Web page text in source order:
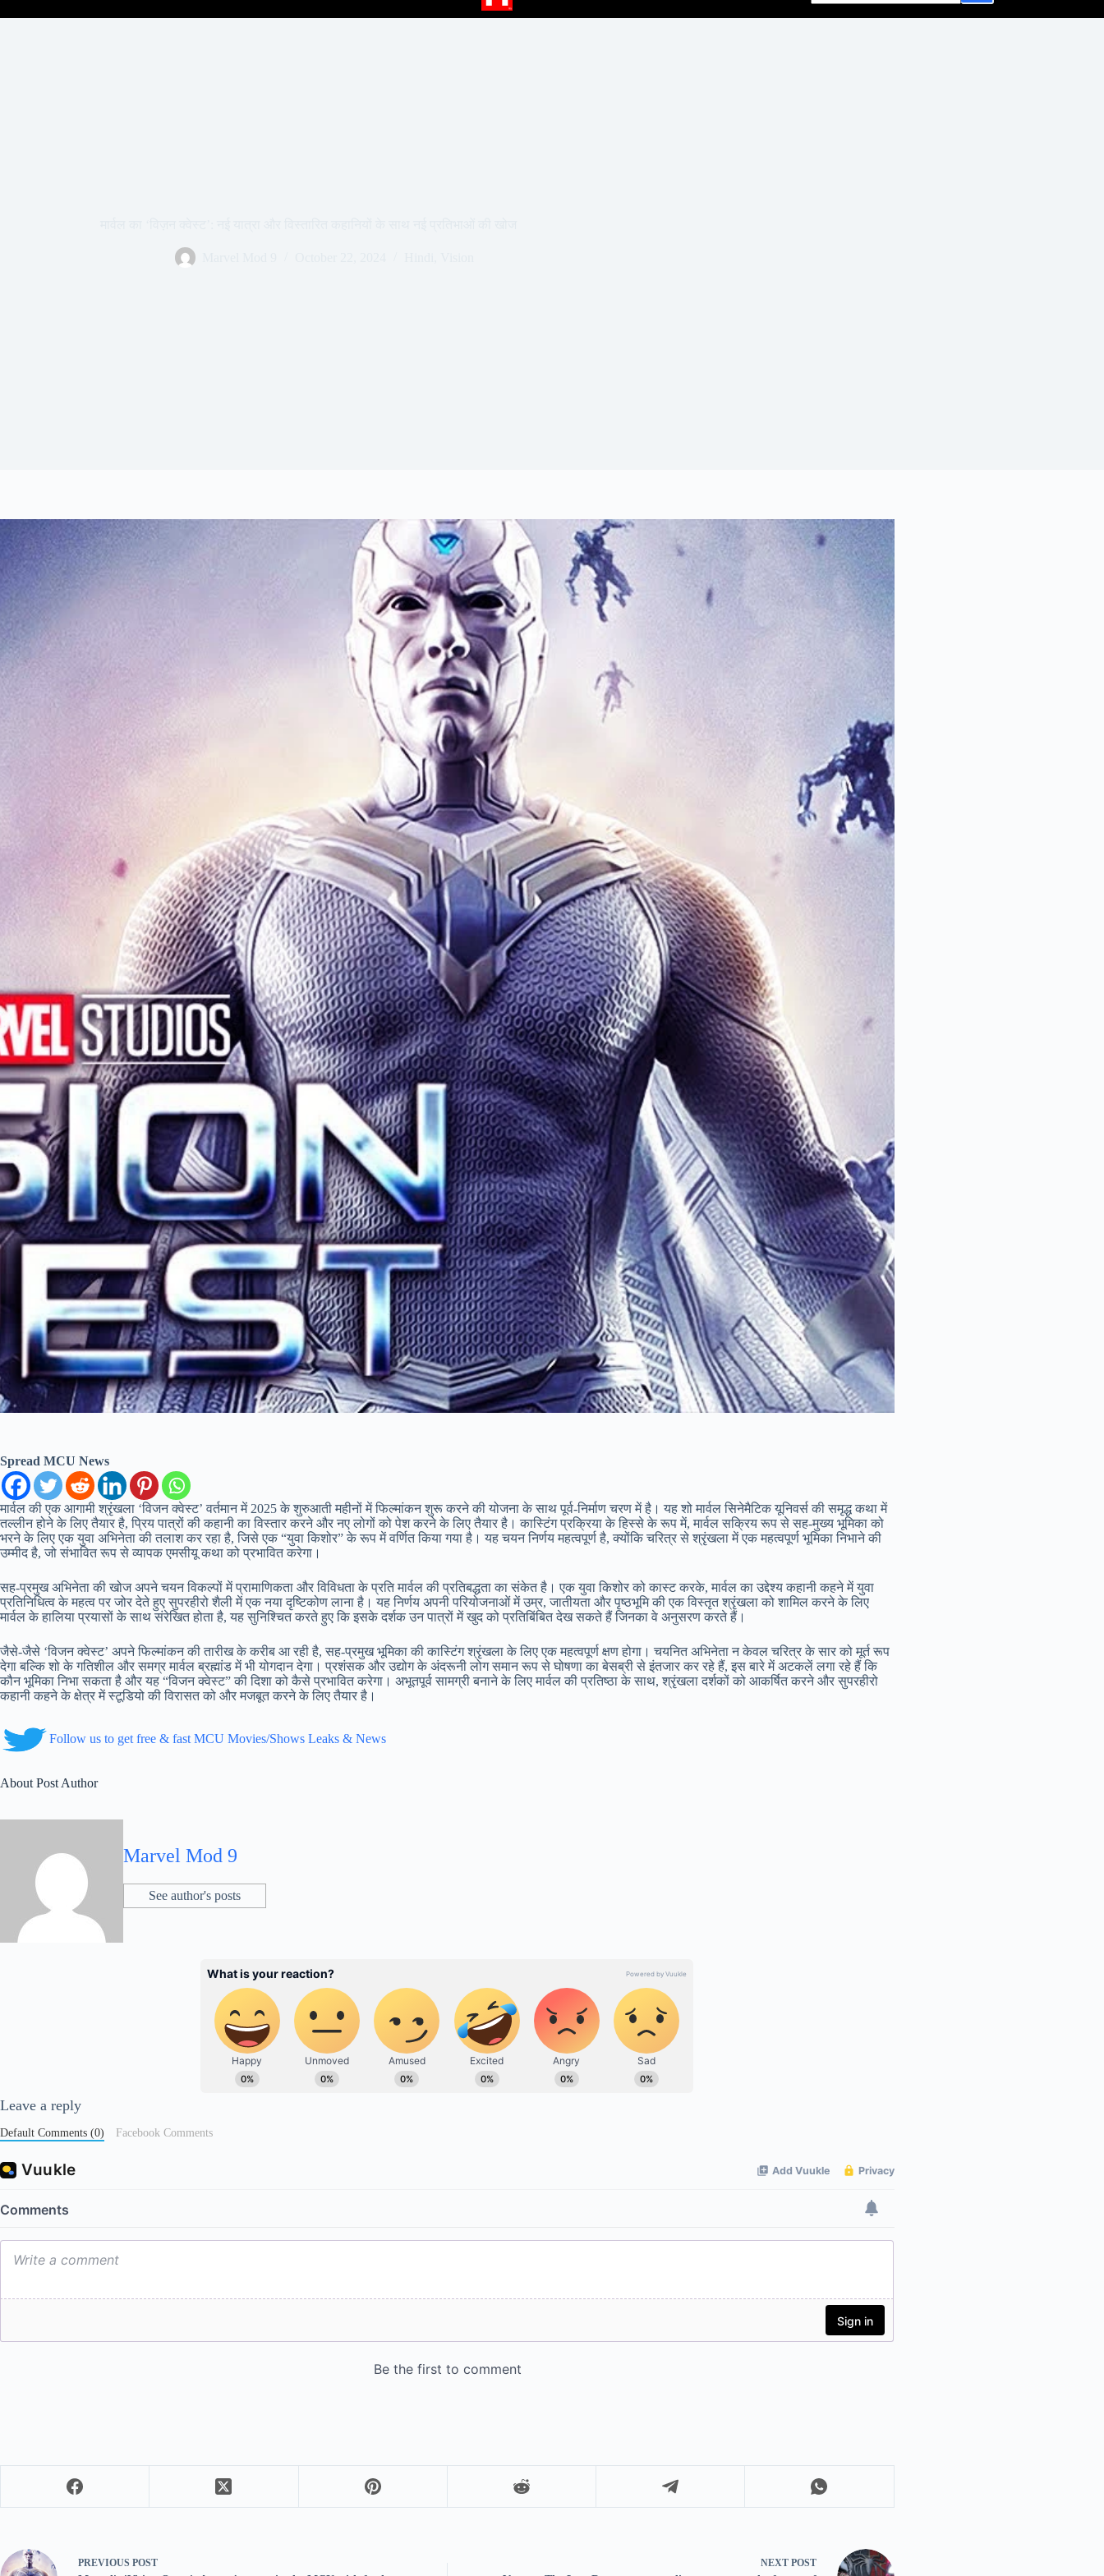
Spread MCU News
मार्वल की एक आगामी श्रृंखला ‘विजन क्वेस्ट’ वर्तमान में 2025 के शुरुआती महीनों में फिल्मांकन शुरू करने की योजना के साथ पूर्व-निर्माण चरण में है। यह शो मार्वल सिनेमैटिक यूनिवर्स की समृद्ध कथा में
तल्लीन होने के लिए तैयार है, प्रिय पात्रों की कहानी का विस्तार करने और नए लोगों को पेश करने के लिए तैयार है। कास्टिंग प्रक्रिया के हिस्से के रूप में, मार्वल सक्रिय रूप से सह-मुख्य भूमिका को
भरने के लिए एक युवा अभिनेता की तलाश कर रहा है, जिसे एक “युवा किशोर” के रूप में वर्णित किया गया है। यह चयन निर्णय महत्वपूर्ण है, क्योंकि चरित्र से श्रृंखला में एक महत्वपूर्ण भूमिका निभाने की
उम्मीद है, जो संभावित रूप से व्यापक एमसीयू कथा को प्रभावित करेगा।
सह-प्रमुख अभिनेता की खोज अपने चयन विकल्पों में प्रामाणिकता और विविधता के प्रति मार्वल की प्रतिबद्धता का संकेत है। एक युवा किशोर को कास्ट करके, मार्वल का उद्देश्य कहानी कहने में युवा
प्रतिनिधित्व के महत्व पर जोर देते हुए सुपरहीरो शैली में एक नया दृष्टिकोण लाना है। यह निर्णय अपनी परियोजनाओं में उम्र, जातीयता और पृष्ठभूमि की एक विस्तृत श्रृंखला को शामिल करने के लिए
मार्वल के हालिया प्रयासों के साथ संरेखित होता है, यह सुनिश्चित करते हुए कि इसके दर्शक उन पात्रों में खुद को प्रतिबिंबित देख सकते हैं जिनका वे अनुसरण करते हैं।
जैसे-जैसे ‘विजन क्वेस्ट’ अपने फिल्मांकन की तारीख के करीब आ रही है, सह-प्रमुख भूमिका की कास्टिंग श्रृंखला के लिए एक महत्वपूर्ण क्षण होगा। चयनित अभिनेता न केवल चरित्र के सार को मूर्त रूप
देगा बल्कि शो के गतिशील और समग्र मार्वल ब्रह्मांड में भी योगदान देगा। प्रशंसक और उद्योग के अंदरूनी लोग समान रूप से घोषणा का बेसब्री से इंतजार कर रहे हैं, इस बारे में अटकलें लगा रहे हैं कि
कौन भूमिका निभा सकता है और यह “विजन क्वेस्ट” की दिशा को कैसे प्रभावित करेगा। अभूतपूर्व सामग्री बनाने के लिए मार्वल की प्रतिष्ठा के साथ, श्रृंखला दर्शकों को आकर्षित करने और सुपरहीरो
कहानी कहने के क्षेत्र में स्टूडियो की विरासत को और मजबूत करने के लिए तैयार है।
Follow us to get free & fast MCU Movies/Shows Leaks & News
About Post Author
Marvel Mod 9
See author's posts
Leave a reply
Default Comments (0) Facebook Comments
PREVIOUS POST NEXT POST